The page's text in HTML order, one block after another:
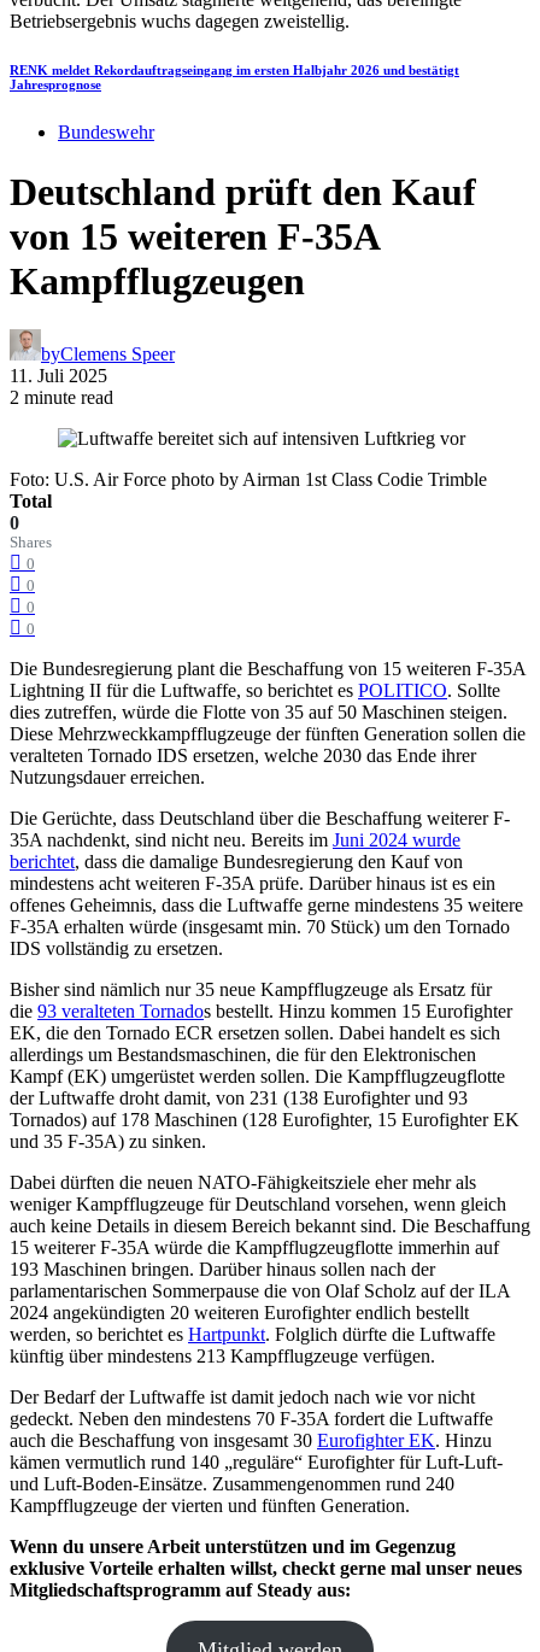
RENK meldet Rekordauftragseingang im ersten Halbjahr 2026 und bestätigt
Jahresprognose
Bundeswehr
Deutschland prüft den Kauf
von 15 weiteren F-35A
Kampfflugzeugen
byClemens Speer
11. Juli 2025
2 minute read
Foto: U.S. Air Force photo by Airman 1st Class Codie Trimble
Total
0
Shares
0
0
0
0
Die Bundesregierung plant die Beschaffung von 15 weiteren F-35A
Lightning II für die Luftwaffe, so berichtet es POLITICO. Sollte
dies zutreffen, würde die Flotte von 35 auf 50 Maschinen steigen.
Diese Mehrzweckkampfflugzeuge der fünften Generation sollen die
veralteten Tornado IDS ersetzen, welche 2030 das Ende ihrer
Nutzungsdauer erreichen.
Die Gerüchte, dass Deutschland über die Beschaffung weiterer F-
35A nachdenkt, sind nicht neu. Bereits im Juni 2024 wurde
berichtet, dass die damalige Bundesregierung den Kauf von
mindestens acht weiteren F-35A prüfe. Darüber hinaus ist es ein
offenes Geheimnis, dass die Luftwaffe gerne mindestens 35 weitere
F-35A erhalten würde (insgesamt min. 70 Stück) um den Tornado
IDS vollständig zu ersetzen.
Bisher sind nämlich nur 35 neue Kampfflugzeuge als Ersatz für
die 93 veralteten Tornados bestellt. Hinzu kommen 15 Eurofighter
EK, die den Tornado ECR ersetzen sollen. Dabei handelt es sich
allerdings um Bestandsmaschinen, die für den Elektronischen
Kampf (EK) umgerüstet werden sollen. Die Kampfflugzeugflotte
der Luftwaffe droht damit, von 231 (138 Eurofighter und 93
Tornados) auf 178 Maschinen (128 Eurofighter, 15 Eurofighter EK
und 35 F-35A) zu sinken.
Dabei dürften die neuen NATO-Fähigkeitsziele eher mehr als
weniger Kampfflugzeuge für Deutschland vorsehen, wenn gleich
auch keine Details in diesem Bereich bekannt sind. Die Beschaffung
15 weiterer F-35A würde die Kampfflugzeugflotte immerhin auf
193 Maschinen bringen. Darüber hinaus sollen nach der
parlamentarischen Sommerpause die von Olaf Scholz auf der ILA
2024 angekündigten 20 weiteren Eurofighter endlich bestellt
werden, so berichtet es Hartpunkt. Folglich dürfte die Luftwaffe
künftig über mindestens 213 Kampfflugzeuge verfügen.
Der Bedarf der Luftwaffe ist damit jedoch nach wie vor nicht
gedeckt. Neben den mindestens 70 F-35A fordert die Luftwaffe
auch die Beschaffung von insgesamt 30 Eurofighter EK. Hinzu
kämen vermutlich rund 140 „reguläre“ Eurofighter für Luft-Luft-
und Luft-Boden-Einsätze. Zusammengenommen rund 240
Kampfflugzeuge der vierten und fünften Generation.
Wenn du unsere Arbeit unterstützen und im Gegenzug
exklusive Vorteile erhalten willst, checkt gerne mal unser neues
Mitgliedschaftsprogramm auf Steady aus: